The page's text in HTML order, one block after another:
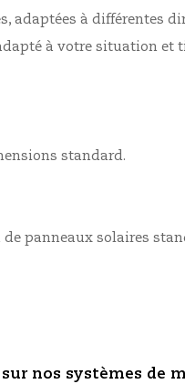
adaptées à différentes
à votre situation
standard.
panneaux solaires
nos systèmes de